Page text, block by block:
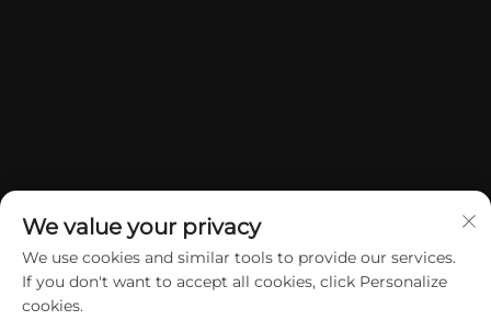
Copyright © 2026 China Dongguan Yuan Jie Gifts & Crafts Co., Ltd.
We value your privacy
We use cookies and similar tools to provide our services.
If you don't want to accept all cookies, click Personalize
cookies.